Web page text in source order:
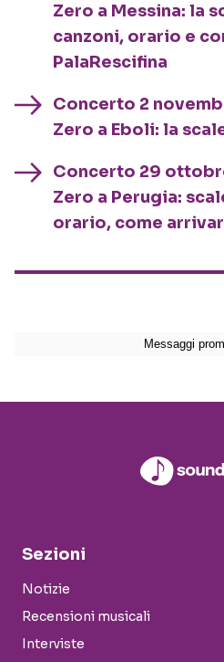
Zero a Messina: la
canzoni, orario e
PalaRescifina
Concerto 2
Zero a Eboli: la
Concerto 29
Zero a Perugia:
orario, come
Sezioni
Notizie
Recensioni musicali
Interviste